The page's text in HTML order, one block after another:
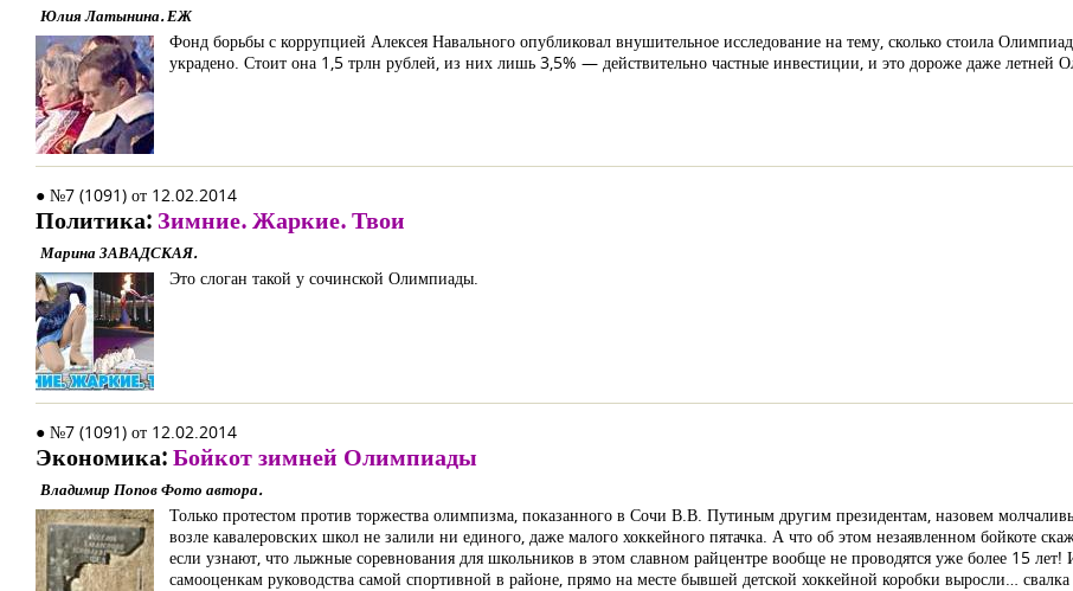
Юлия Латынина. ЕЖ
Фонд борьбы с коррупцией Алексея Навального опубликовал внушительное исследование на тему, сколько стоила
украдено. Стоит она 1,5 трлн рублей, из них лишь 3,5% — действительно частные инвестиции, и это дороже даже летней
● №7 (1091) от 12.02.2014
Политика: Зимние. Жаркие. Твои
Марина ЗАВАДСКАЯ.
Это слоган такой у сочинской Олимпиады.
● №7 (1091) от 12.02.2014
Экономика:Бойкот зимней Олимпиады
Владимир Попов Фото автора.
Только протестом против торжества олимпизма, показанного в Сочи В.В. Путиным другим президентам, назовем
возле кавалеровских школ не залили ни единого, даже малого хоккейного пятачка. А что об этом незаявленном бойкоте
если узнают, что лыжные соревнования для школьников в этом славном райцентре вообще не проводятся уже более 15
самооценкам руководства самой спортивной в районе, прямо на месте бывшей детской хоккейной коробки выросли…